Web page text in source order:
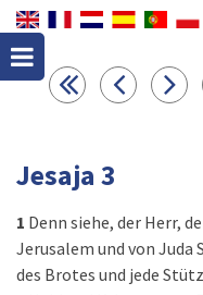
Jesaja 3
1 Denn siehe, der Herr,
Jerusalem und von Juda
des Brotes und jede